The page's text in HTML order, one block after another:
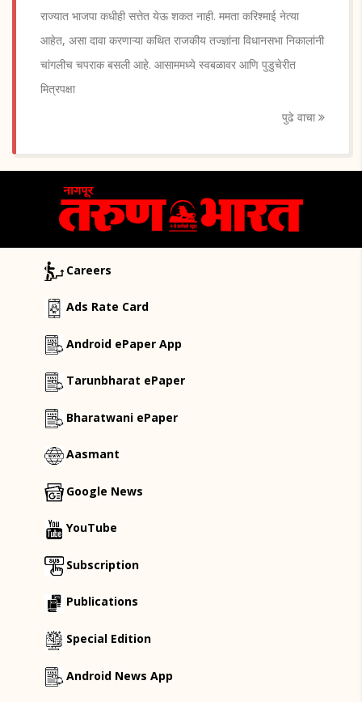
राज्यात भाजपा कधीही सत्तेत येऊ शकत नाही. ममता करिश्माई नेत्या
आहेत, असा दावा करणाऱ्या कथित राजकीय तज्ज्ञांना विधानसभा निकालांनी
चांगलीच चपराक बसली आहे. आसाममध्ये स्वबळावर आणि पुडुचेरीत
मित्रपक्षा
पुढे वाचा
Careers
Ads Rate Card
Android ePaper App
Tarunbharat ePaper
Bharatwani ePaper
Aasmant
Google News
YouTube
Subscription
Publications
Special Edition
Android News App